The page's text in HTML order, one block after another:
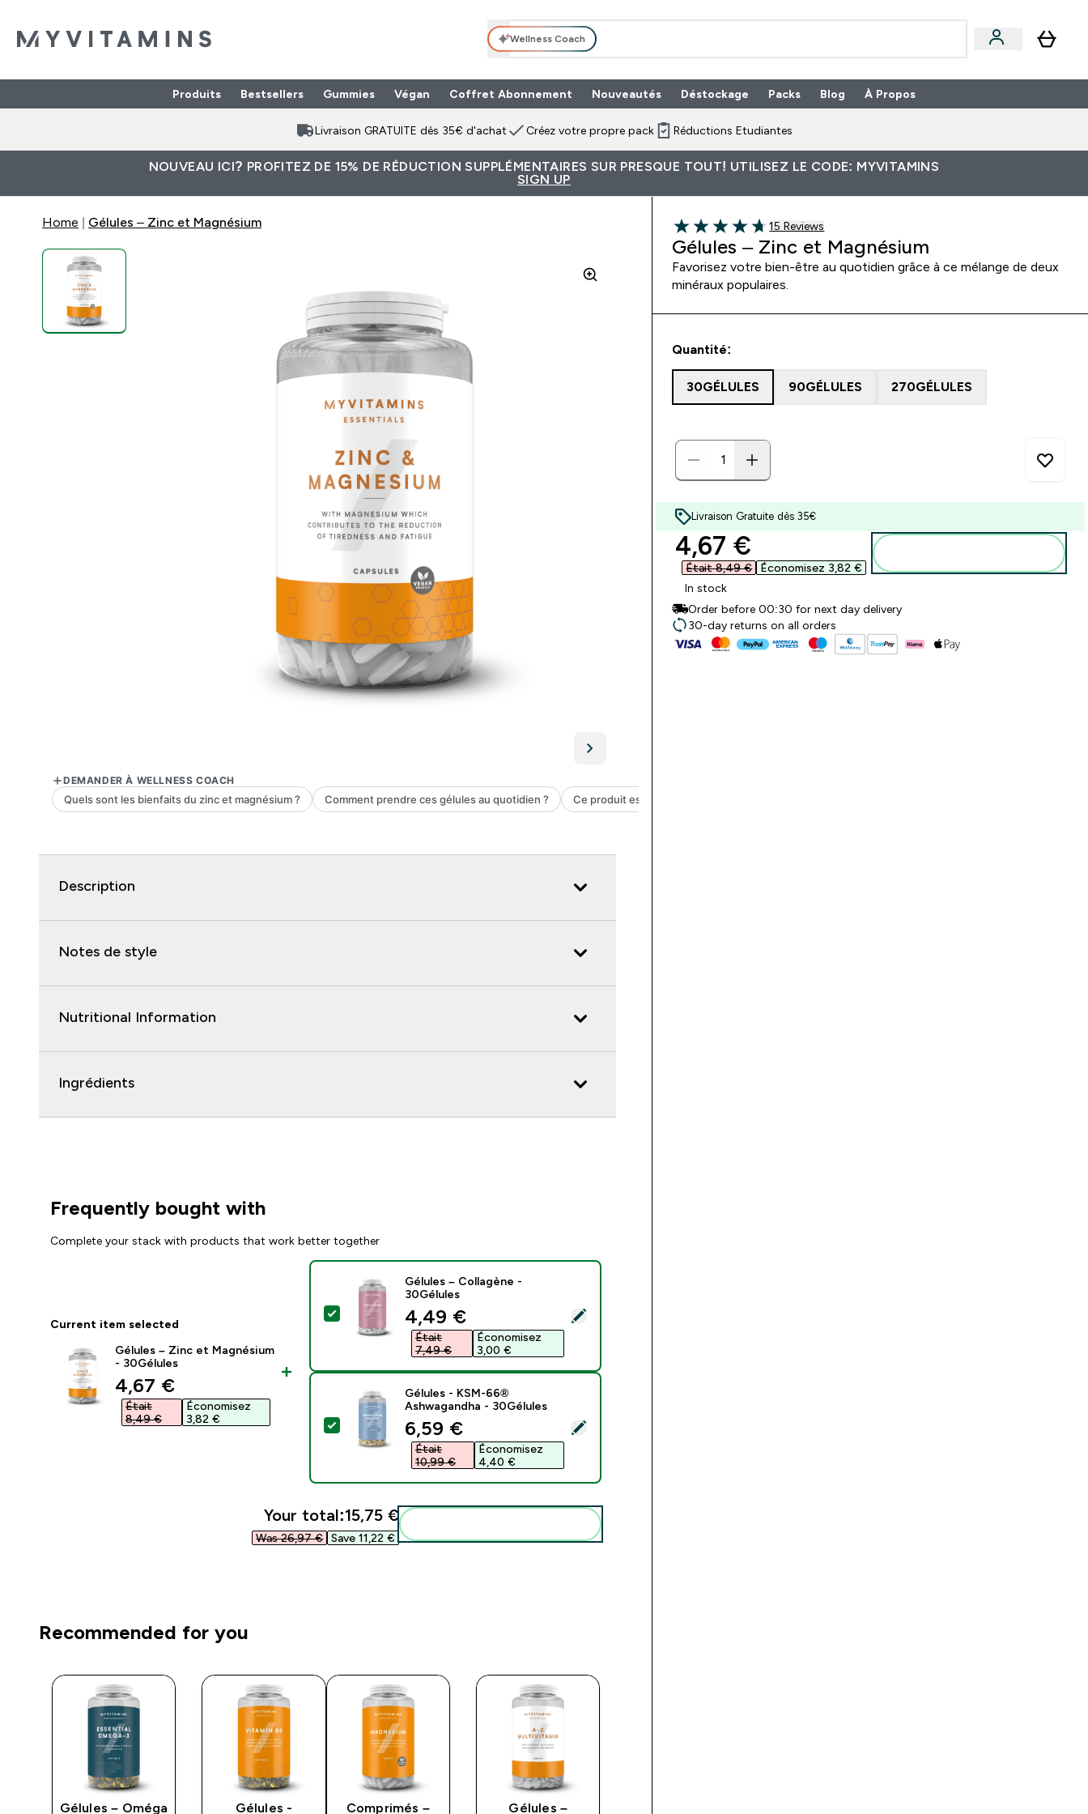
Wellness Coach
Produits Enter Produits submenu
Bestsellers Gummies Végan Coffret Abonnement Nouveautés Déstockage Packs Enter Packs submenu
Blog À Propos
Livraison GRATUITE dès 35€ d'achat Créez votre propre pack Réductions Etudiantes
NOUVEAU ICI? PROFITEZ DE 15% DE RÉDUCTION SUPPLÉMENTAIRES SUR PRESQUE TOUT! UTILISEZ LE CODE: MYVITAMINS
SIGN UP
Home Gélules – Zinc et Magnésium
Description
Notes de style
Nutritional Information
Ingrédients
Frequently bought with
Complete your stack with products that work better together
Current item selected
Gélules – Zinc et Magnésium
- 30Gélules
discounted price
4,67 €‎
Était
8,49 €‎
Économisez
3,82 €‎
Select this product - Gélules – Collagène - 30Gélules
Gélules – Collagène -
30Gélules
discounted price
4,49 €‎
Était
7,49 €‎
Économisez
3,00 €‎
Select this product - Gélules - KSM-66® Ashwagandha - 30Gélules
Gélules - KSM-66®
Ashwagandha - 30Gélules
discounted price
6,59 €‎
Était
10,99 €‎
Économisez
4,40 €‎
Your total:15,75 €‎
Was 26,97 €‎ Save 11,22 €‎
Recommended for you
Gélules – Oméga
Gélules -
Comprimés –
Gélules –
4.73 out of 5 stars
15 customer reviews
15 Reviews
Gélules – Zinc et Magnésium
Favorisez votre bien-être au quotidien grâce à ce mélange de deux
minéraux populaires.
Quantité:
30GÉLULES 90GÉLULES 270GÉLULES
Livraison Gratuite dès 35€
discounted price
4,67 €‎
Était 8,49 €‎ Économisez 3,82 €‎
In stock
Order before 00:30 for next day delivery
30-day returns on all orders